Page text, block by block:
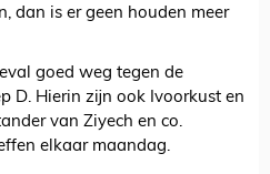
dan is er geen houden meer
goed weg tegen de
D. Hierin zijn ook Ivoorkust en
van Ziyech en co.
elkaar maandag.